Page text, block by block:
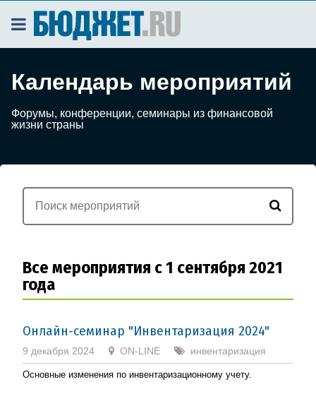
Календарь мероприятий
Форумы, конференции, семинары из финансовой
жизни страны
Все мероприятия с 1 сентября 2021
года
Онлайн-семинар "Инвентаризация 2024"
9 декабря 2024 ON-LINE инвентаризация
Основные изменения по инвентаризационному учету.